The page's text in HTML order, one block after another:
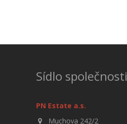
Sídlo společnosti
PN Estate a.s.
Muchova 242/2